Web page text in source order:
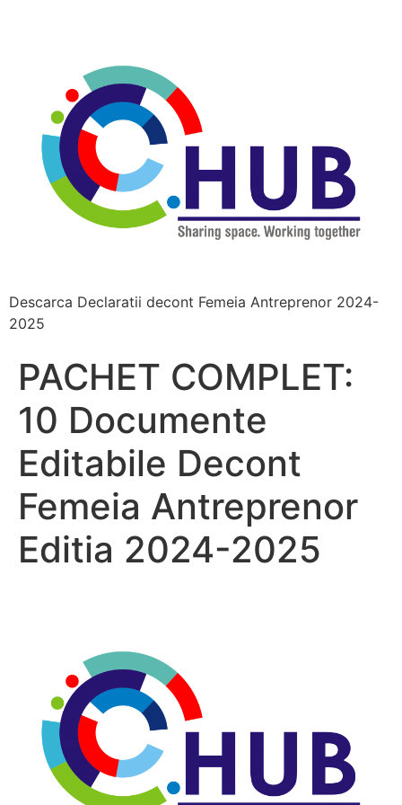
Descarca Declaratii decont Femeia Antreprenor 2024-
2025
PACHET COMPLET:
10 Documente
Editabile Decont
Femeia Antreprenor
Editia 2024-2025